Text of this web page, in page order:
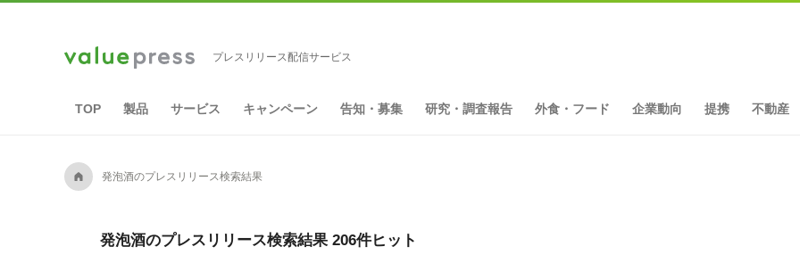
プレスリリース配信サービス
TOP 製品 サービス キャンペーン 告知・募集 研究・調査報告 外食・フード 企業動向 提携 不動産
A 発泡酒のプレスリリース検索結果
発泡酒のプレスリリース検索結果 206件ヒット